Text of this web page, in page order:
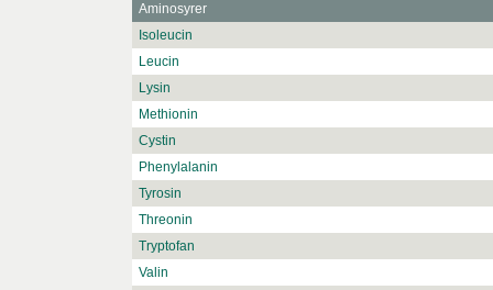
Aminosyrer
Isoleucin
Leucin
Lysin
Methionin
Cystin
Phenylalanin
Tyrosin
Threonin
Tryptofan
Valin